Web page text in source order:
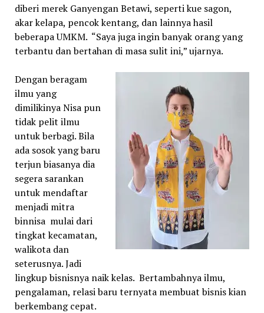
diberi merek Ganyengan Betawi, seperti kue sagon,
akar kelapa, pencok kentang, dan lainnya hasil
beberapa UMKM. “Saya juga ingin banyak orang yang
terbantu dan bertahan di masa sulit ini,” ujarnya.
Dengan beragam
ilmu yang
dimilikinya Nisa pun
tidak pelit ilmu
untuk berbagi. Bila
ada sosok yang baru
terjun biasanya dia
segera sarankan
untuk mendaftar
menjadi mitra
binnisa mulai dari
tingkat kecamatan,
walikota dan
seterusnya. Jadi
lingkup bisnisnya naik kelas. Bertambahnya ilmu,
pengalaman, relasi baru ternyata membuat bisnis kian
berkembang cepat.